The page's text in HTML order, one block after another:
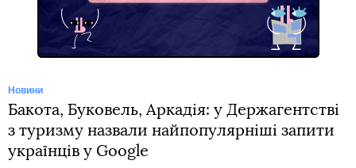
Новини
Бакота, Буковель, Аркадія: у Держагентстві
з туризму назвали найпопулярніші запити
українців у Google